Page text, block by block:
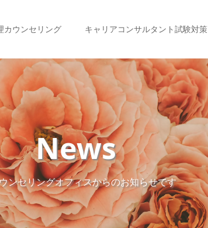
カウンセリング キャリアコンサルタント試験対策
News
ンセリングオフィスからのお知らせです